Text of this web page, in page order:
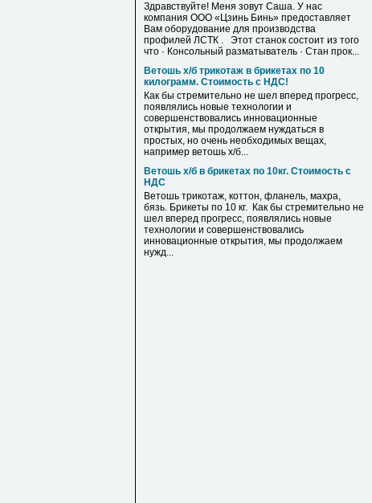
Здравствуйте! Меня зовут Саша. У нас
компания ООО «Цзинь Бинь» предоставляет
Вам оборудование для производства
профилей ЛСТК . Этот станок состоит из того
что · Консольный разматыватель · Стан прок...
Ветошь х/б трикотаж в брикетах по 10
килограмм. Стоимость с НДС!
Как бы стремительно не шел вперед прогресс,
появлялись новые технологии и
совершенствовались инновационные
открытия, мы продолжаем нуждаться в
простых, но очень необходимых вещах,
например ветошь х/б...
Ветошь х/б в брикетах по 10кг. Стоимость с
НДС
Ветошь трикотаж, коттон, фланель, махра,
бязь. Брикеты по 10 кг. Как бы стремительно не
шел вперед прогресс, появлялись новые
технологии и совершенствовались
инновационные открытия, мы продолжаем
нужд...